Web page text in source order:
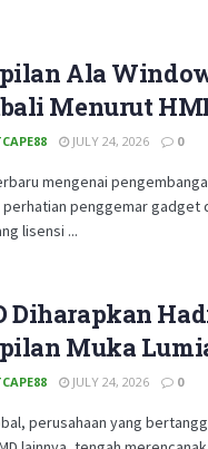
Ala
Menurut
JULY 24, 2026 0
mengenai
penggemar gadget
lisensi ...
Diharapkan
Muka
JULY 24, 2026 0
perusahaan yang